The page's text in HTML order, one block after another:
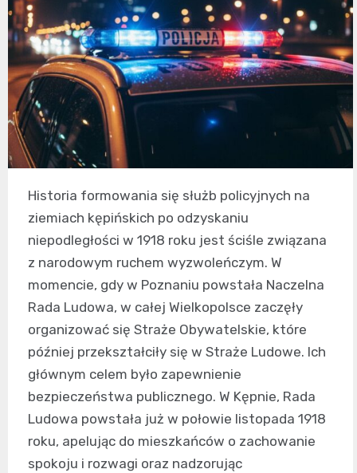
Historia formowania się służb policyjnych na
ziemiach kępińskich po odzyskaniu
niepodległości w 1918 roku jest ściśle związana
z narodowym ruchem wyzwoleńczym. W
momencie, gdy w Poznaniu powstała Naczelna
Rada Ludowa, w całej Wielkopolsce zaczęły
organizować się Straże Obywatelskie, które
później przekształciły się w Straże Ludowe. Ich
głównym celem było zapewnienie
bezpieczeństwa publicznego. W Kępnie, Rada
Ludowa powstała już w połowie listopada 1918
roku, apelując do mieszkańców o zachowanie
spokoju i rozwagi oraz nadzorując